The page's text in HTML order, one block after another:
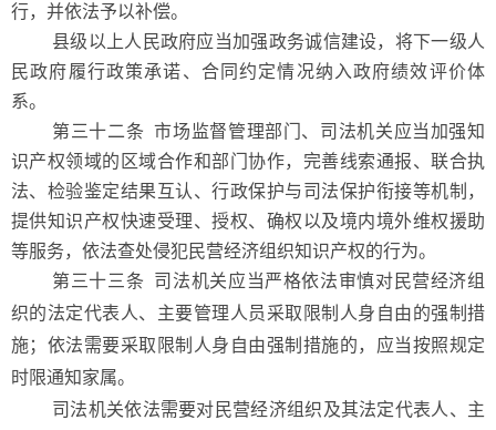
行，并依法予以补偿。
县级以上人民政府应当加强政务诚信建设，将下一级人
民政府履行政策承诺、合同约定情况纳入政府绩效评价体
系。
第三十二条 市场监督管理部门、司法机关应当加强知
识产权领域的区域合作和部门协作，完善线索通报、联合执
法、检验鉴定结果互认、行政保护与司法保护衔接等机制，
提供知识产权快速受理、授权、确权以及境内境外维权援助
等服务，依法查处侵犯民营经济组织知识产权的行为。
第三十三条 司法机关应当严格依法审慎对民营经济组
织的法定代表人、主要管理人员采取限制人身自由的强制措
施；依法需要采取限制人身自由强制措施的，应当按照规定
时限通知家属。
司法机关依法需要对民营经济组织及其法定代表人、主